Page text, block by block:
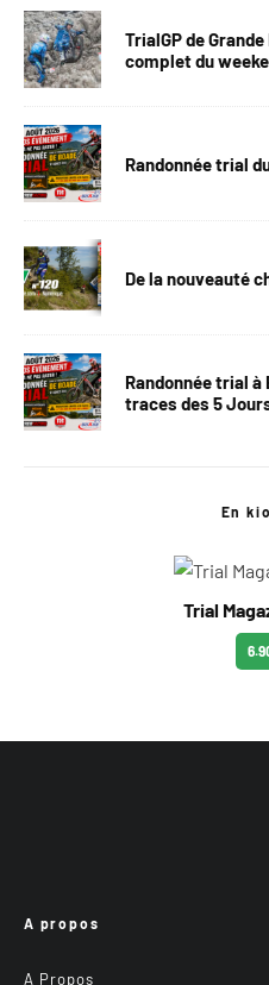
TrialGP de
complet du
Randonnée trial
De la nouveauté
Randonnée trial à
traces des 5
En
Trial
A propos
A Propos